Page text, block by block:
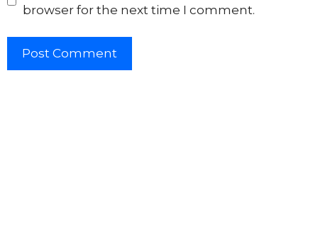
browser for the next time I comment.